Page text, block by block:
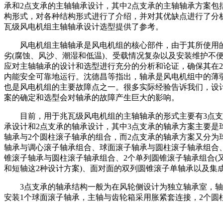
承和2点支承的主轴轴承设计，其中2点支承的主轴轴承方案包
构形式，对各种结构形式进行了介绍，并对其优缺点进行了分
瓦级风电机组主轴轴承设计选型提供了参考。
风电机组主轴轴承是风电机组的核心部件，由于其所使用
劣(腐蚀、风沙、潮湿和低温)、受载情况复杂以及安装维护不
应对主轴轴承的设计和选型进行充分的分析和论证，确保其在
内能安全可靠地运行。沈德昌等指出，轴承是风电机组中的薄
也是风电机组的主要故障点之一。很多实际经验告诉我们，设
案的确定和选型会对轴承的故障产生巨大的影响。
目前，用于兆瓦级风电机组的主轴轴承的形式主要有3点
承设计和2点支承的轴承设计，其中3点支承的轴承方案主要是
轴承与2个圆柱滚子轴承的组合，而2点支承的轴承方案又分为
轴承与调心滚子轴承组合、球面滚子轴承与圆柱滚子轴承组合
锥滚子轴承与圆柱滚子轴承组合、2个单列圆锥滚子轴承组合(
和短轴这2种设计方案)、面对面的双列圆锥滚子单轴承以及集
3点支承的轴承结构一般为在风轮侧设计为独立轴承室，
安装1个球面滚子轴承，主轴与齿轮箱采用胀紧套连接，2个圆